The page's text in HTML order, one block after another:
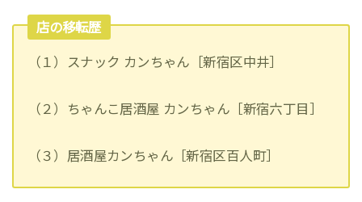
店の移転歴
（１）スナック カンちゃん［新宿区中井］
（２）ちゃんこ居酒屋 カンちゃん［新宿六丁目］
（３）居酒屋カンちゃん［新宿区百人町］